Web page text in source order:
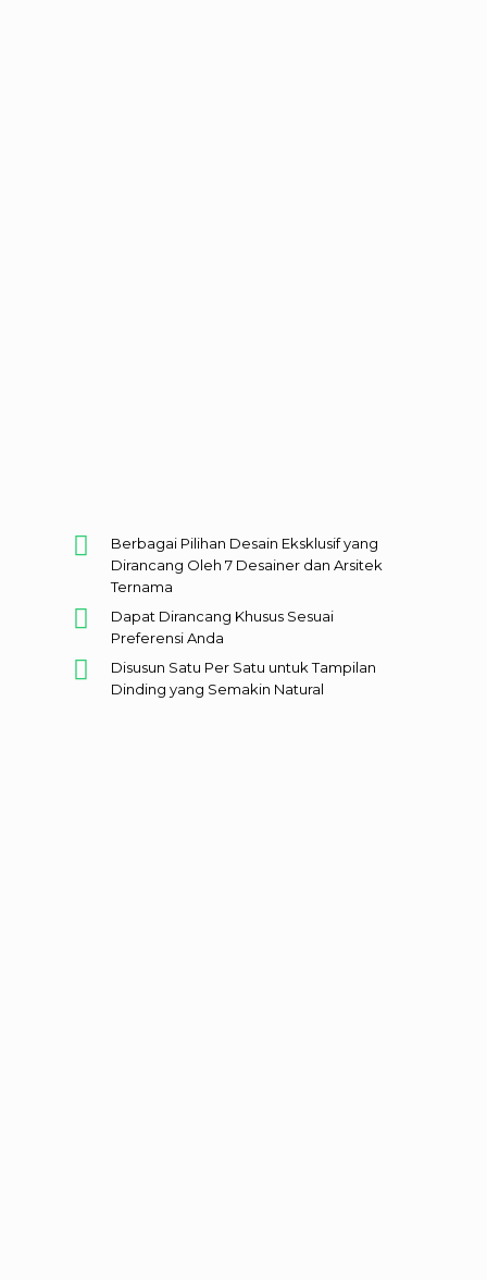
Berbagai Pilihan Desain Eksklusif yang
Dirancang Oleh 7 Desainer dan Arsitek
Ternama
Dapat Dirancang Khusus Sesuai
Preferensi Anda
Disusun Satu Per Satu untuk Tampilan
Dinding yang Semakin Natural